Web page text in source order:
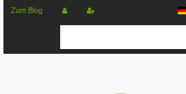
Zum Blog